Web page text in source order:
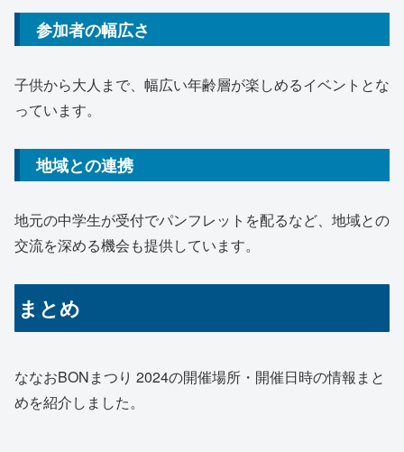
参加者の幅広さ
子供から大人まで、幅広い年齢層が楽しめるイベントとな
っています。
地域との連携
地元の中学生が受付でパンフレットを配るなど、地域との
交流を深める機会も提供しています。
まとめ
ななおBONまつり 2024の開催場所・開催日時の情報まと
めを紹介しました。